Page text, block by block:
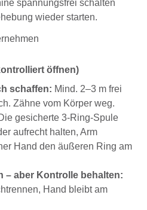
spannungsfrei schalten
wieder starten.
öffnen)
schaffen: Mind. 2–3 m frei
Zähne vom Körper weg.
gesicherte 3-Ring-Spule
aufrecht halten, Arm
Hand den äußeren Ring am
– aber Kontrolle behalten:
Hand bleibt am